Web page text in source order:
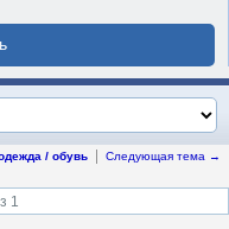
/ обувь Следующая тема →
1